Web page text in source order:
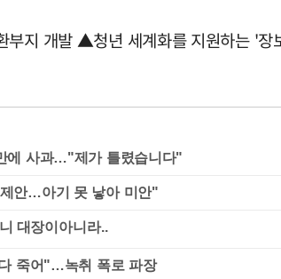
지 개발 ▲청년 세계화를 지원하는 '
에 사과…"제가 틀렸습니다"
안…아기 못 낳아 미안"
죽어"…녹취 폭로 파장